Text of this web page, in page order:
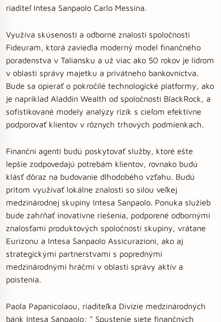
riaditeľ Intesa Sanpaolo Carlo Messina.
Využíva skúsenosti a odborné znalosti spoločnosti
Fideuram, ktorá zaviedla moderný model finančného
poradenstva v Taliansku a už viac ako 50 rokov je lídrom
v oblasti správy majetku a privátneho bankovníctva.
Bude sa opierať o pokročilé technologické platformy, ako
je napríklad Aladdin Wealth od spoločnosti BlackRock, a
sofistikované modely analýzy rizík s cieľom efektívne
podporovať klientov v rôznych trhových podmienkach.
Finanční agenti budú poskytovať služby, ktoré ešte
lepšie zodpovedajú potrebám klientov, rovnako budú
klásť dôraz na budovanie dlhodobého vzťahu. Budú
pritom využívať lokálne znalosti so silou veľkej
medzinárodnej skupiny Intesa Sanpaolo. Ponuka služieb
bude zahŕňať inovatívne riešenia, podporené odbornými
znalosťami produktových spoločností skupiny, vrátane
Eurizonu a Intesa Sanpaolo Assicurazioni, ako aj
strategickými partnerstvami s poprednými
medzinárodnými hráčmi v oblasti správy aktív a
poistenia.
Paola Papanicolaou, riaditeľka Divízie medzinárodných
bánk Intesa Sanpaolo: " Spustenie siete finančných